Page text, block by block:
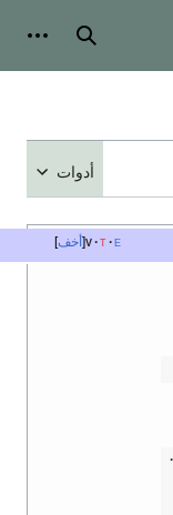
بحث
أدوات
أخف v t